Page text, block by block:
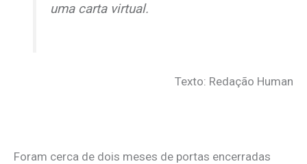
uma carta virtual.
Texto: Redação Human
Foram cerca de dois meses de portas encerradas